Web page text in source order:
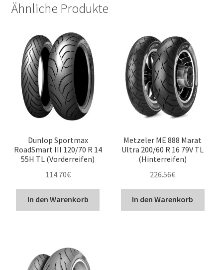
Ähnliche Produkte
Dunlop Sportmax
RoadSmart III 120/70 R 14
55H TL (Vorderreifen)
114.70€
In den Warenkorb
Metzeler ME 888 Marat
Ultra 200/60 R 16 79V TL
(Hinterreifen)
226.56€
In den Warenkorb